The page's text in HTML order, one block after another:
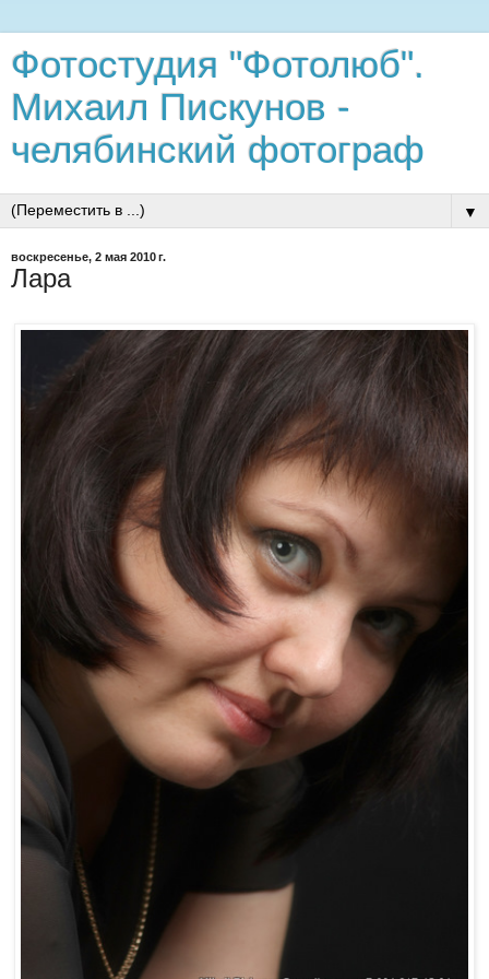
Фотостудия "Фотолюб".
Михаил Пискунов -
челябинский фотограф
▼
воскресенье, 2 мая 2010 г.
Лара